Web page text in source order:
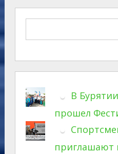
В
прошел
приглашают